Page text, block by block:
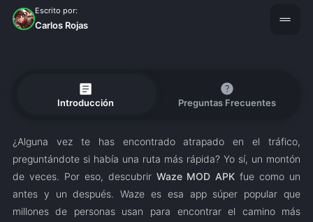
Escrito por:
Carlos Rojas drag_handle
article
Introducción
help
Preguntas Frecuentes
¿Alguna vez te has encontrado atrapado en el tráfico,
preguntándote si había una ruta más rápida? Yo sí, un montón
de veces. Por eso, descubrir Waze MOD APK fue como un
antes y un después. Waze es esa app súper popular que
millones de personas usan para encontrar el camino más